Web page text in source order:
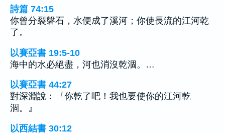
詩篇 74:15
你曾分裂磐石，水便成了溪河；你使長流的江河乾
了。
以賽亞書 19:5-10
海中的水必絕盡，河也消沒乾涸。…
以賽亞書 44:27
對深淵說：『你乾了吧！我也要使你的江河乾
涸。』
以西結書 30:12